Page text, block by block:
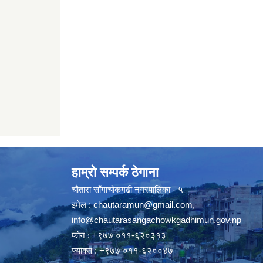
हाम्रो सम्पर्क ठेगाना
चौतारा साँगाचोकगढी नगरपालिका - ५
इमेल :chautaramun@gmail.com,
info@chautarasangachowkgadhimun.gov.np
फोन : +९७७ ०११-६२०३१३
फ्याक्स : +९७७ ०११-६२००४७